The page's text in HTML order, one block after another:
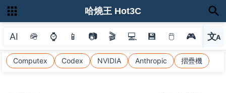
AI 🪖 ⌚ 📱 📷 🎬 💻 💾 🖱 🎮 文A
選
Computex Codex NVIDIA Anthropic 摺疊機
哈燒王 Hot3C